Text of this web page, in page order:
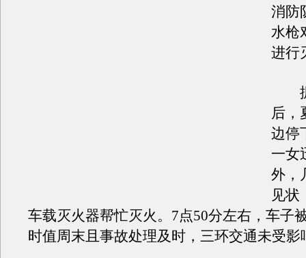
消防
水枪
进行
据
后，
边停
一女
外，
见状
车载灭火器帮忙灭火。7点50分左右，车子
时值周末且事故处理及时，三环交通未受影